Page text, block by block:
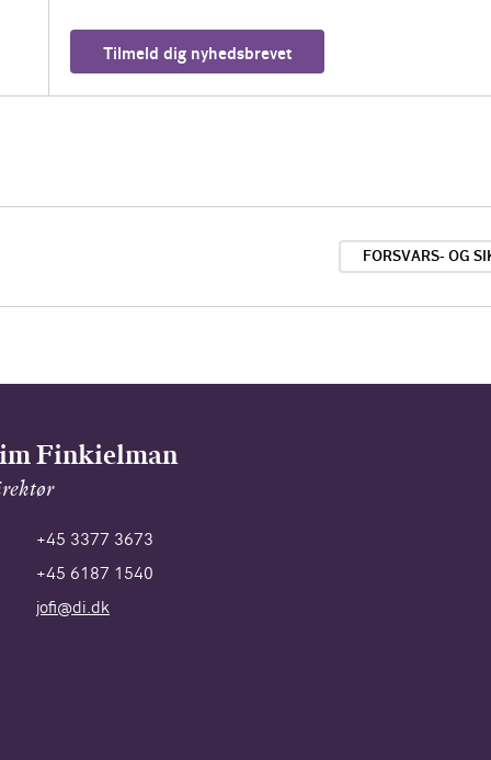
Tilmeld dig nyhedsbrevet
FORSVARS- OG
Finkielman
+45 3377 3673
+45 6187 1540
jofi@di.dk